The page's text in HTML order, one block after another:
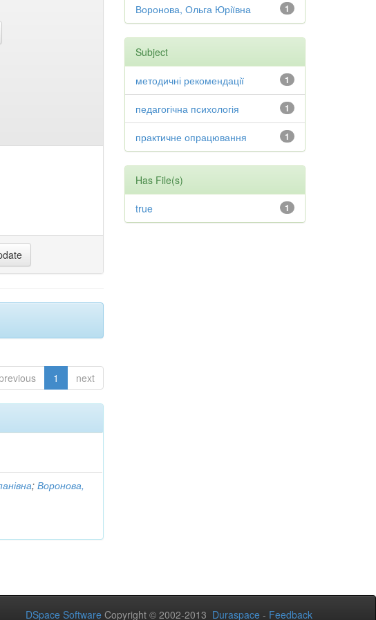
1 next
;Воронова,
1
Воронова, Ольга Юріївна
Subject
1
методичні рекомендації
1
педагогічна психологія
1
практичне опрацювання
Has File(s)
1
true
DSpace Software Copyright © 2002-2013 Duraspace - Feedback